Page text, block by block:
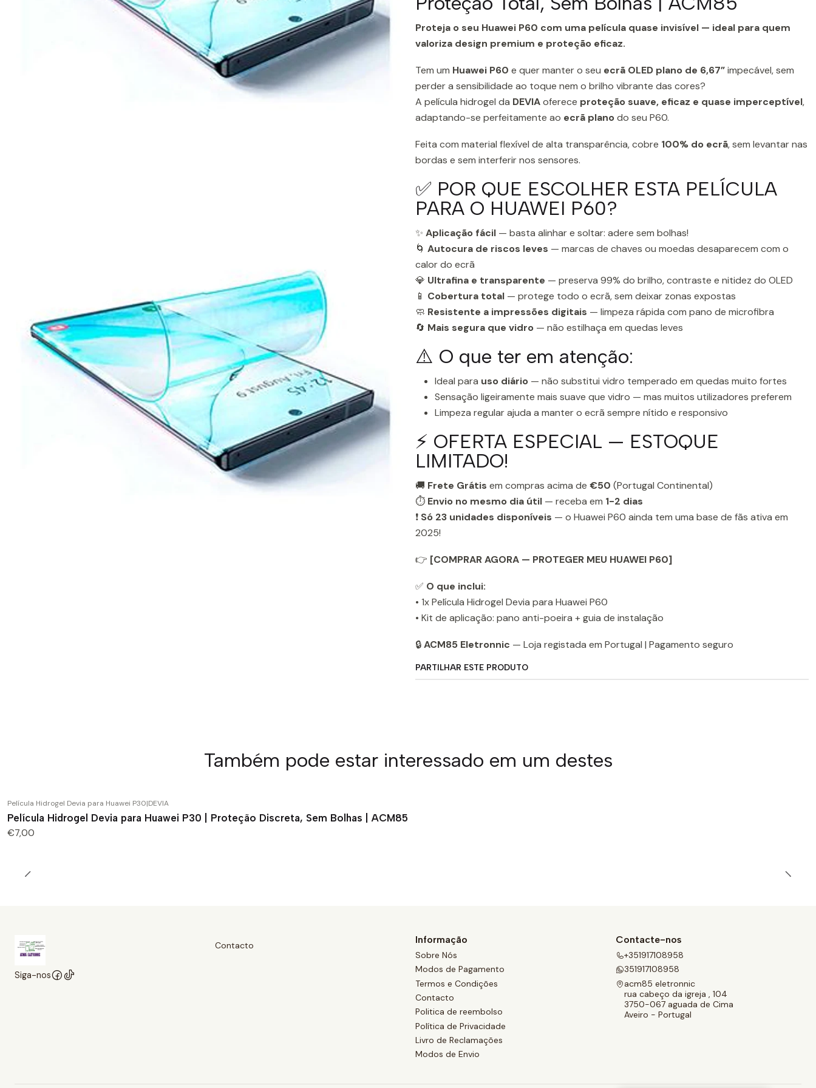
Proteja o seu Huawei P60 com uma película quase invisível — ideal para quem
valoriza design premium e proteção eficaz.
Tem um Huawei P60 e quer manter o seu ecrã OLED plano de 6,67”impecável, sem
perder a sensibilidade ao toque nem o brilho vibrante das cores?
A película hidrogel da DEVIAoferece proteção suave, eficaz e quase imperceptível,
adaptando-se perfeitamente ao ecrã planodo seu P60.
Feita com material flexível de alta transparência, cobre 100% do ecrã, sem levantar nas
bordas e sem interferir nos sensores.
✅ POR QUE ESCOLHER ESTA PELÍCULA
PARA O HUAWEI P60?
✨ Aplicação fácil — basta alinhar e soltar: adere sem bolhas!
🌀 Autocura de riscos leves — marcas de chaves ou moedas desaparecem com o
calor do ecrã
💎 Ultrafina e transparente — preserva 99% do brilho, contraste e nitidez do OLED
📱 Cobertura total — protege todo o ecrã, sem deixar zonas expostas
🧼 Resistente a impressões digitais — limpeza rápida com pano de microfibra
🔄 Mais segura que vidro — não estilhaça em quedas leves
⚠️ O que ter em atenção:
Ideal para uso diário — não substitui vidro temperado em quedas muito fortes
Sensação ligeiramente mais suave que vidro — mas muitos utilizadores preferem
Limpeza regular ajuda a manter o ecrã sempre nítido e responsivo
⚡ OFERTA ESPECIAL — ESTOQUE
LIMITADO!
🚚 Frete Grátis em compras acima de €50 (Portugal Continental)
⏱️ Envio no mesmo dia útil — receba em 1-2 dias
❗ Só 23 unidades disponíveis — o Huawei P60 ainda tem uma base de fãs ativa em
2025!
👉 [COMPRAR AGORA — PROTEGER MEU HUAWEI P60]
✅ O que inclui:
• 1x Película Hidrogel Devia para Huawei P60
• Kit de aplicação: pano anti-poeira + guia de instalação
🔒ACM85 Eletronnic — Loja registada em Portugal | Pagamento seguro
PARTILHAR ESTE PRODUTO
Também pode estar interessado em um destes
Película Hidrogel Devia para Huawei P30|DEVIA
Película Hidrogel Devia para Huawei P30 | Proteção Discreta, Sem Bolhas | ACM85
€7,00
Siga-nos
Contacto
Informação
Sobre Nós
Modos de Pagamento
Termos e Condições
Contacto
Politica de reembolso
Política de Privacidade
Livro de Reclamações
Modos de Envio
Contacte-nos
+351917108958
351917108958
acm85 eletronnic
rua cabeço da igreja , 104
3750-067 aguada de Cima
Aveiro - Portugal